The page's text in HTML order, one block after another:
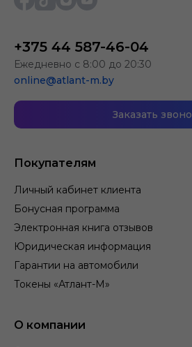
Покупателям
Личный кабинет клиента
Бонусная программа
Электронная книга отзывов
Юридическая информация
Гарантии на автомобили
Токены «Атлант-М»
О компании
+375 44 587-46-04
Ежедневно с 8:00 до 20:30
online@atlant-m.by
Заказать